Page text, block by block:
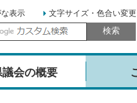
表示 文字サイズ・色合い変更
議会の概要